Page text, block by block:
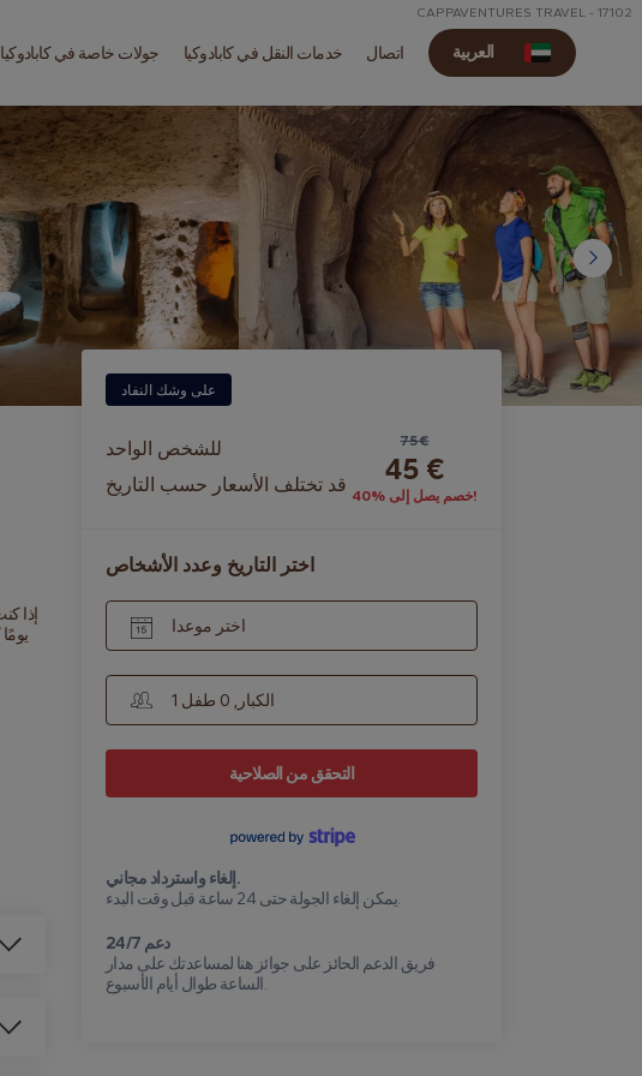
CAPPAVENTURES TRAVEL - 17102
جولات خاصة في كابادوكيا خدمات النقل في كابادوكيا اتصال العربية
على وشك النفاد
للشخص الواحد
قد تختلف الأسعار حسب التاريخ
75 €
45 €
خصم يصل إلى %40!
اختر التاريخ وعدد الأشخاص
اختر موعدا
1 الكبار, 0 طفل
التحقق من الصلاحية
إلغاء واسترداد مجاني.
يمكن إلغاء الجولة حتى 24 ساعة قبل وقت البدء.
24/7 دعم
فريق الدعم الحائز على جوائز هنا لمساعدتك على مدار
الساعة طوال أيام الأسبوع.